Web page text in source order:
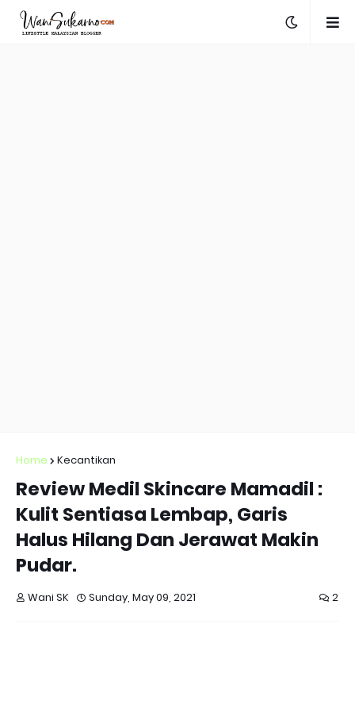
Home Kecantikan
Review Medil Skincare Mamadil :
Kulit Sentiasa Lembap, Garis
Halus Hilang Dan Jerawat Makin
Pudar.
Wani SK Sunday, May 09, 2021 2